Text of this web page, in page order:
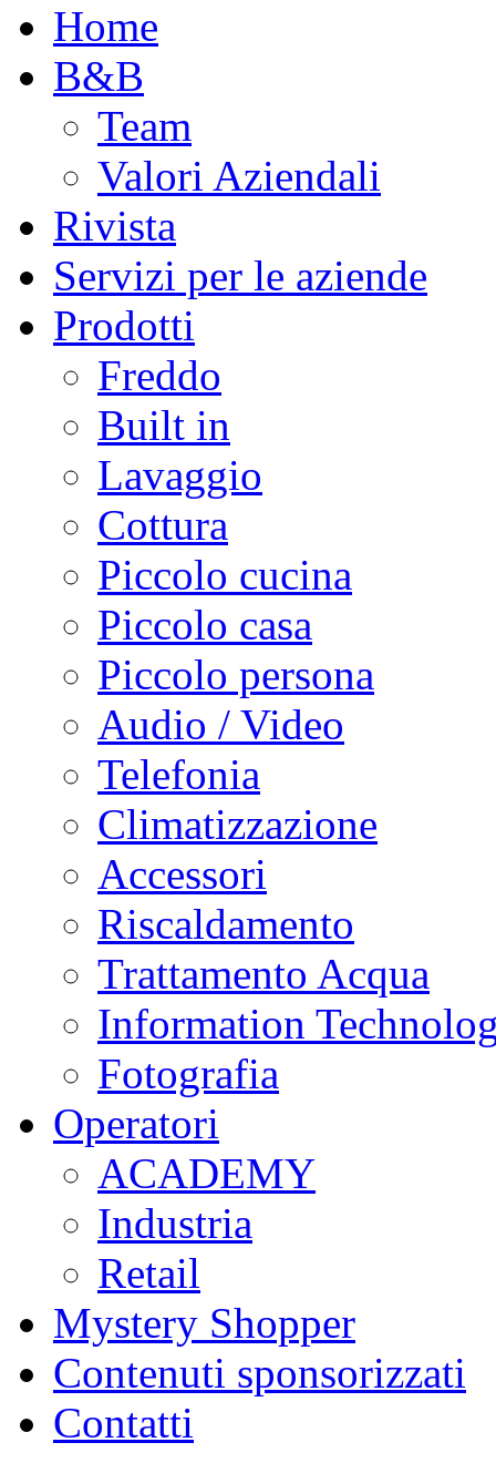
Home
B&B
Team
Valori Aziendali
Rivista
Servizi per le aziende
Prodotti
Freddo
Built in
Lavaggio
Cottura
Piccolo cucina
Piccolo casa
Piccolo persona
Audio / Video
Telefonia
Climatizzazione
Accessori
Riscaldamento
Trattamento Acqua
Information
Fotografia
Operatori
ACADEMY
Industria
Retail
Mystery Shopper
Contenuti sponsorizzati
Contatti